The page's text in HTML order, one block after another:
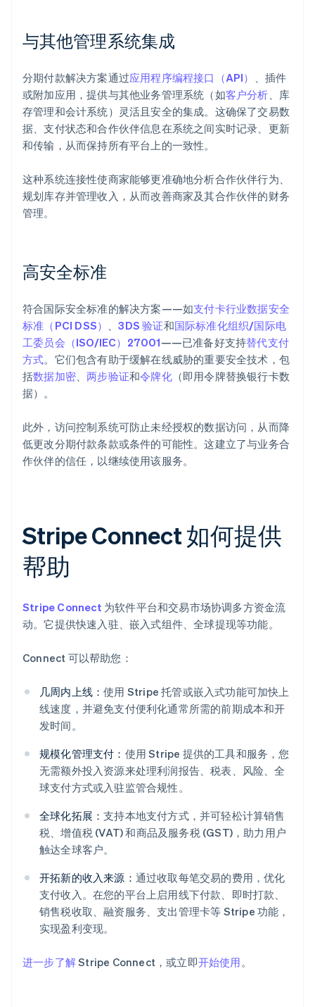
与其他管理系统集成
分期付款解决方案通过应用程序编程接口（API） 、插件
或附加应用，提供与其他业务管理系统（如客户分析、库
存管理和会计系统）灵活且安全的集成。这确保了交易数
据、支付状态和合作伙伴信息在系统之间实时记录、更新
和传输，从而保持所有平台上的一致性。
这种系统连接性使商家能够更准确地分析合作伙伴行为、
规划库存并管理收入，从而改善商家及其合作伙伴的财务
管理。
高安全标准
符合国际安全标准的解决方案——如支付卡行业数据安全
标准（PCI DSS） 、3DS 验证和国际标准化组织/国际电
工委员会（ISO/IEC）27001——已准备好支持替代支付
方式。它们包含有助于缓解在线威胁的重要安全技术，包
括数据加密、两步验证和令牌化（即用令牌替换银行卡数
据）。
此外，访问控制系统可防止未经授权的数据访问，从而降
低更改分期付款条款或条件的可能性。这建立了与业务合
作伙伴的信任，以继续使用该服务。
Stripe Connect 如何提供
帮助
Stripe Connect 为软件平台和交易市场协调多方资金流
动。它提供快速入驻、嵌入式组件、全球提现等功能。
Connect 可以帮助您：
几周内上线：使用 Stripe 托管或嵌入式功能可加快上
线速度，并避免支付便利化通常所需的前期成本和开
发时间。
规模化管理支付： 使用 Stripe 提供的工具和服务，您
无需额外投入资源来处理利润报告、税表、风险、全
球支付方式或入驻监管合规性。
全球化拓展：支持本地支付方式，并可轻松计算销售
税、增值税 (VAT) 和商品及服务税 (GST)，助力用户
触达全球客户。
开拓新的收入来源： 通过收取每笔交易的费用，优化
支付收入。在您的平台上启用线下付款、即时打款、
销售税收取、融资服务、支出管理卡等 Stripe 功能，
实现盈利变现。
进一步了解Stripe Connect，或立即开始使用。